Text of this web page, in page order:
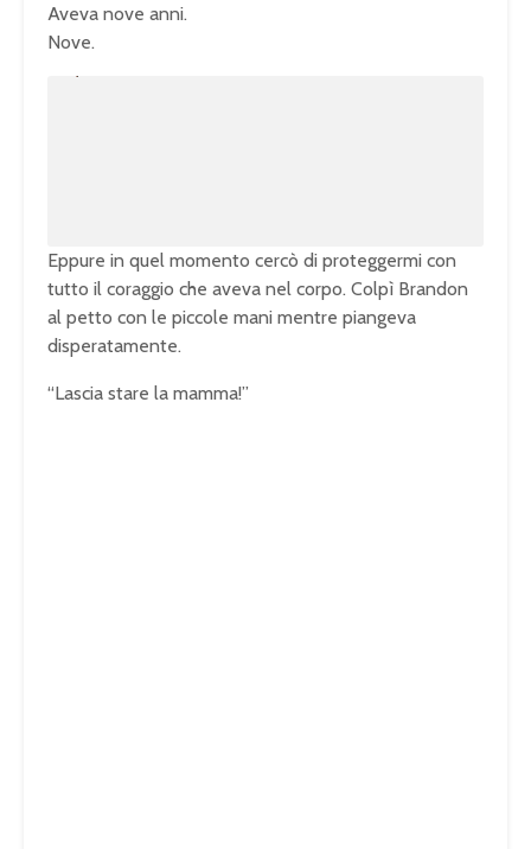
Aveva nove anni.
Nove.
Eppure in quel momento cercò di proteggermi con
tutto il coraggio che aveva nel corpo. Colpì Brandon
al petto con le piccole mani mentre piangeva
disperatamente.
“Lascia stare la mamma!”